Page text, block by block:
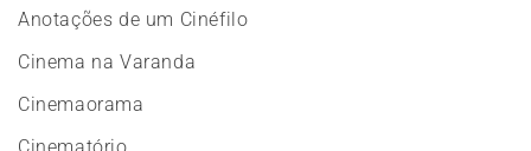
Anotações de um Cinéfilo
Cinema na Varanda
Cinemaorama